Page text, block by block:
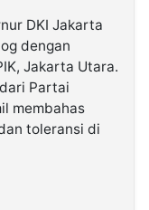
DKI Jakarta
dengan
Jakarta Utara.
Partai
membahas
toleransi di